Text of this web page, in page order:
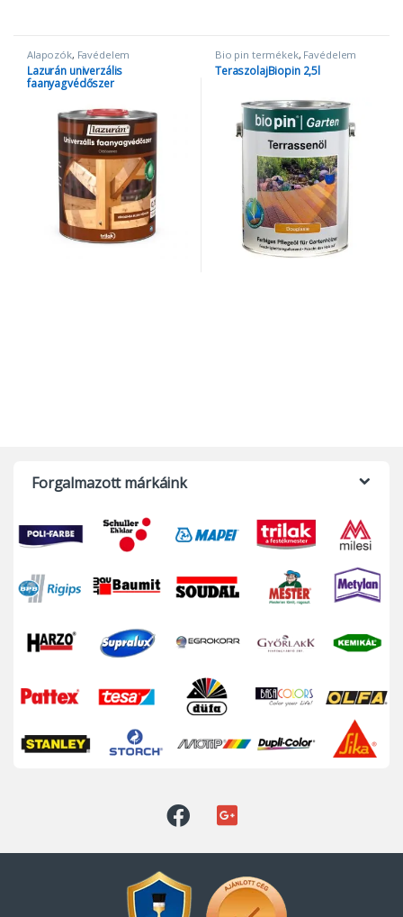
Alapozók, Favédelem
Lazurán univerzális
faanyagvédőszer
Bio pin termékek, Favédelem
TeraszolajBiopin 2,5l
Forgalmazott márkáink